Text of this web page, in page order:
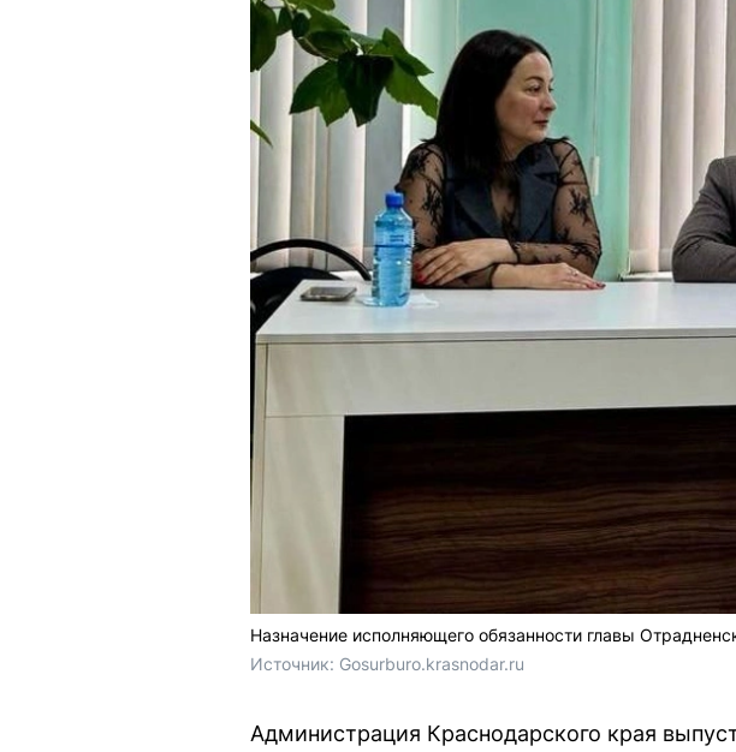
Назначение исполняющего обязанности главы
Источник: Gosurburo.krasnodar.ru
Администрация Краснодарского края